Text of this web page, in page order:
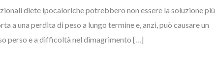
diete ipocaloriche potrebbero non essere la soluzione più
a una perdita di peso a lungo termine e, anzi, può causare un
perso e a difficoltà nel dimagrimento […]